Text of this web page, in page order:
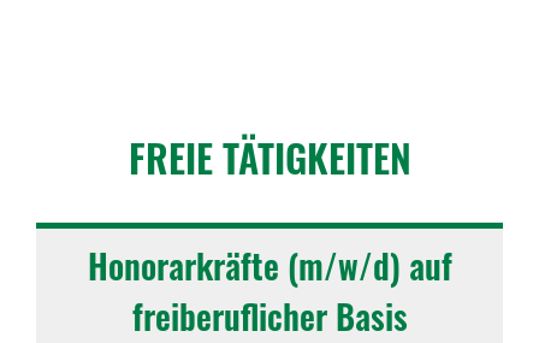
FREIE TÄTIG­KEITEN
Hono­rar­kräfte (m/w/d) auf
frei­be­ruf­li­cher Basis